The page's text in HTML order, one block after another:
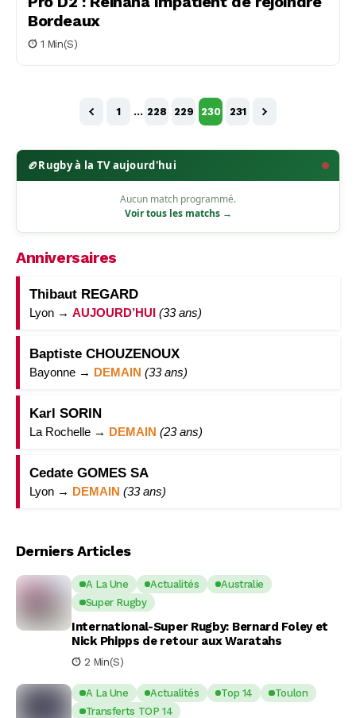
Bordeaux
1 Min(s)
1 … 228 229 230 231
🏉Rugby à la TV aujourd'hui
Aucun match programmé.
Voir tous les matchs →
Anniversaires
Thibaut REGARD
Lyon → AUJOURD’HUI (33 ans)
Baptiste CHOUZENOUX
Bayonne → DEMAIN (33 ans)
Karl SORIN
La Rochelle → DEMAIN (23 ans)
Cedate GOMES SA
Lyon → DEMAIN (33 ans)
Derniers Articles
A La Une Actualités
Australie
Super Rugby
International-Super Rugby: Bernard Foley et
Nick Phipps de retour aux Waratahs
2 Min(s)
A La Une Actualités Top 14
Toulon
Transferts TOP 14